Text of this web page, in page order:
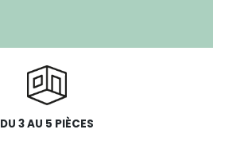
DU 3 AU 5 PIÈCES